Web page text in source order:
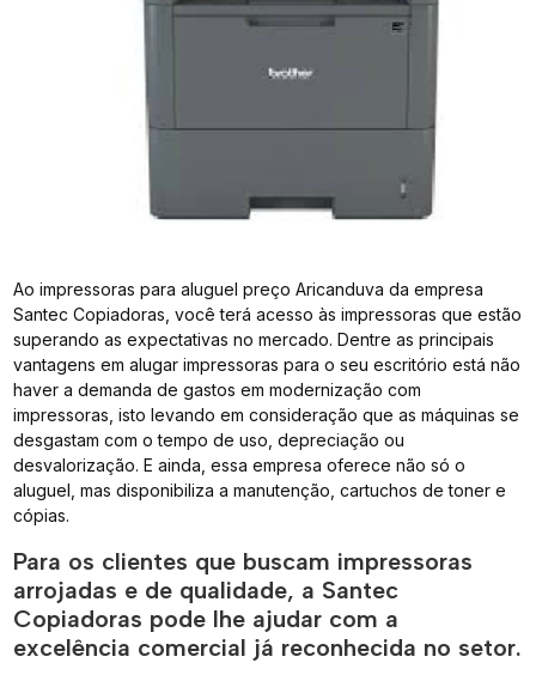
Ao impressoras para aluguel preço Aricanduva da empresa
Santec Copiadoras, você terá acesso às impressoras que estão
superando as expectativas no mercado. Dentre as principais
vantagens em alugar impressoras para o seu escritório está não
haver a demanda de gastos em modernização com
impressoras, isto levando em consideração que as máquinas se
desgastam com o tempo de uso, depreciação ou
desvalorização. E ainda, essa empresa oferece não só o
aluguel, mas disponibiliza a manutenção, cartuchos de toner e
cópias.
Para os clientes que buscam impressoras
arrojadas e de qualidade, a Santec
Copiadoras pode lhe ajudar com a
excelência comercial já reconhecida no setor.